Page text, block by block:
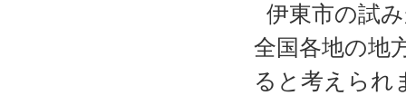
伊東市の試
全国各地の地
ると考えられ